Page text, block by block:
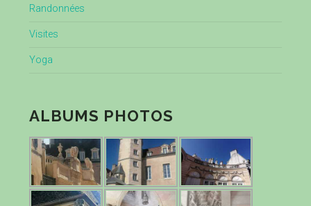
Randonnées
Visites
Yoga
ALBUMS PHOTOS